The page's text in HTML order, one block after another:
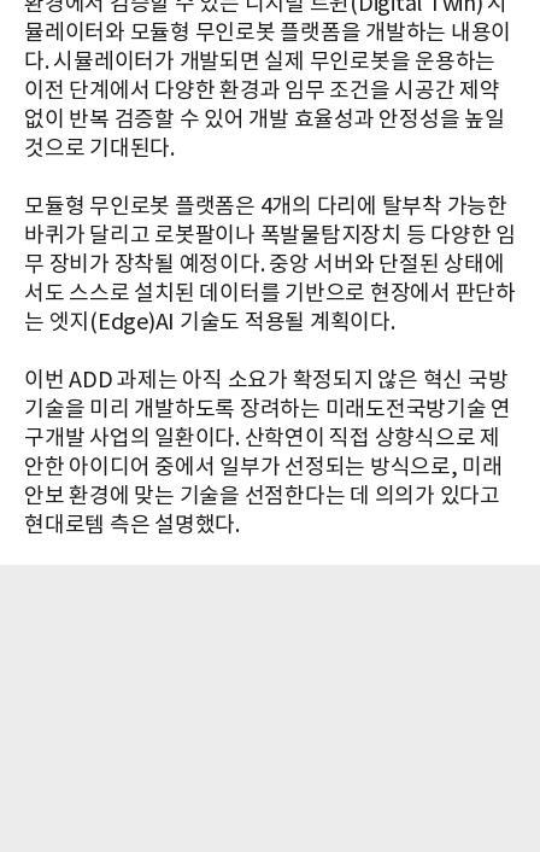
뮬레이터와 모듈형 무인로봇 플랫폼을 개발하는 내용이
다. 시뮬레이터가 개발되면 실제 무인로봇을 운용하는
이전 단계에서 다양한 환경과 임무 조건을 시공간 제약
없이 반복 검증할 수 있어 개발 효율성과 안정성을 높일
것으로 기대된다.
모듈형 무인로봇 플랫폼은 4개의 다리에 탈부착 가능한
바퀴가 달리고 로봇팔이나 폭발물탐지장치 등 다양한 임
무 장비가 장착될 예정이다. 중앙 서버와 단절된 상태에
서도 스스로 설치된 데이터를 기반으로 현장에서 판단하
는 엣지(Edge)AI 기술도 적용될 계획이다.
이번 ADD 과제는 아직 소요가 확정되지 않은 혁신 국방
기술을 미리 개발하도록 장려하는 미래도전국방기술 연
구개발 사업의 일환이다. 산학연이 직접 상향식으로 제
안한 아이디어 중에서 일부가 선정되는 방식으로, 미래
안보 환경에 맞는 기술을 선점한다는 데 의의가 있다고
현대로템 측은 설명했다.